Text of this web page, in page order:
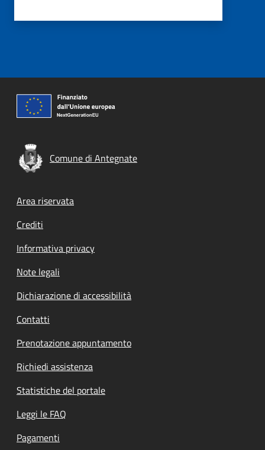
Comune di Antegnate
Footer menu
Area riservata
Crediti
Informativa privacy
Note legali
Dichiarazione di accessibilità
Contatti
Prenotazione appuntamento
Richiedi assistenza
Statistiche del portale
Leggi le FAQ
Pagamenti